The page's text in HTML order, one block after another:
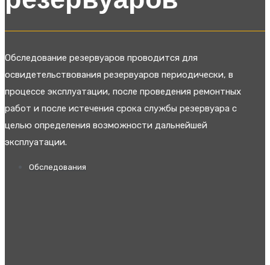
Обследование резервуаров проводится для
освидетельствования резервуаров периодически, в
процессе эксплуатации, после проведения ремонтных
работ и после истечения срока службы резервуара с
целью определения возможности дальнейшей
эксплуатации.
Обследования